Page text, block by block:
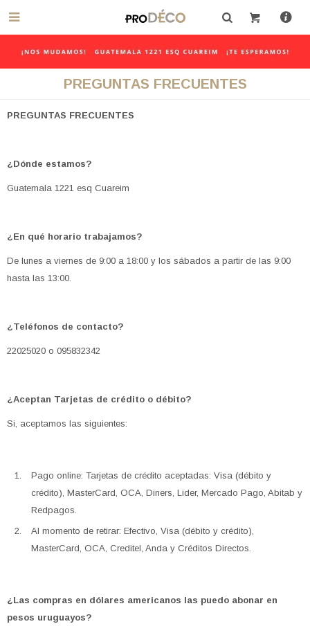

PREGUNTAS FRECUENTES
PREGUNTAS FRECUENTES
¿Dónde estamos?
Guatemala 1221 esq Cuareim
¿En qué horario trabajamos?
De lunes a viernes de 9:00 a 18:00 y los sábados a partir de las 9:00
hasta las 13:00.
¿Teléfonos de contacto?
22025020 o 095832342
¿Aceptan Tarjetas de crédito o débito?
Si, aceptamos las siguientes:
Pago online: Tarjetas de crédito aceptadas: Visa (débito y
crédito), MasterCard, OCA, Diners, Lider, Mercado Pago, Abitab y
Redpagos.
Al momento de retirar: Efectivo, Visa (débito y crédito),
MasterCard, OCA, Creditel, Anda y Créditos Directos.
¿Las compras en dólares americanos las puedo abonar en
pesos uruguayos?